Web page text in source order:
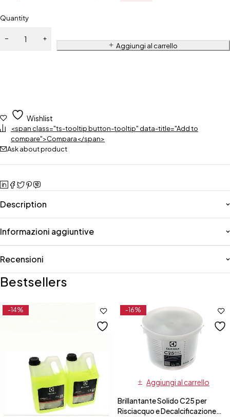
Quantity
Aggiungi al carrello
Wishlist
<span class="ts-tooltip button-tooltip" data-title="Add to
compare">Compara</span>
Ask about product
Description
Informazioni aggiuntive
Recensioni
Bestsellers
-14% -16%
Aggiungi al carrello
Brillantante Solido C25 per
Risciacquo e Decalcificazione